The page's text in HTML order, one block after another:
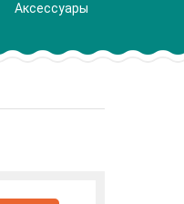
Аксессуары